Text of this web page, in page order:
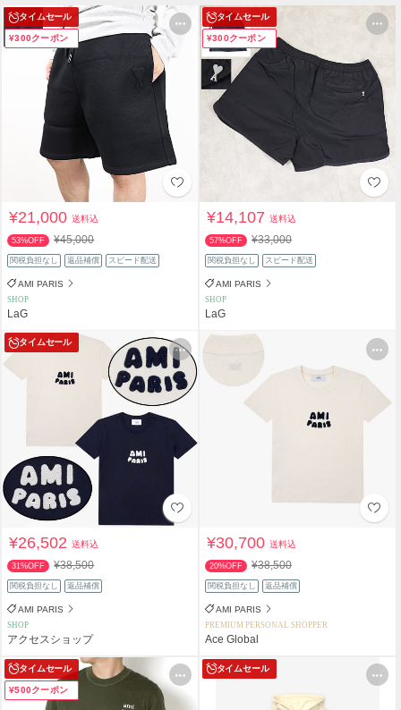
タイムセール
¥300クーポン
¥21,000送料込
53%OFF ¥45,000
関税負担なし 返品補償 スピード配送
AMI PARIS
SHOP
LaG
タイムセール
¥300クーポン
¥14,107送料込
57%OFF ¥33,000
関税負担なし スピード配送
AMI PARIS
SHOP
LaG
タイムセール
¥26,502送料込
31%OFF ¥38,500
関税負担なし 返品補償
AMI PARIS
SHOP
アクセスショップ
¥30,700送料込
20%OFF ¥38,500
関税負担なし 返品補償
AMI PARIS
PREMIUM PERSONAL SHOPPER
Ace Global
タイムセール
¥500クーポン
タイムセール